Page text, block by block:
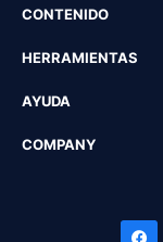
CONTENIDO
HERRAMIENTAS
AYUDA
COMPANY